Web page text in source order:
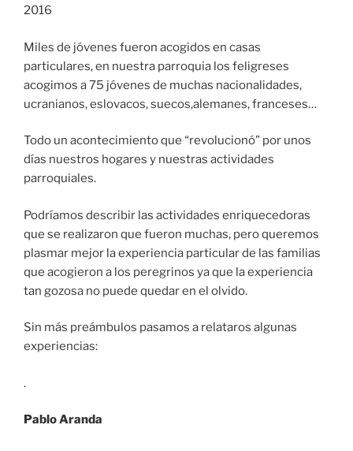
2016
Miles de jóvenes fueron acogidos en casas
particulares, en nuestra parroquia los feligreses
acogimos a 75 jóvenes de muchas nacionalidades,
ucranianos, eslovacos, suecos,alemanes, franceses…
Todo un acontecimiento que “revolucionó” por unos
días nuestros hogares y nuestras actividades
parroquiales.
Podríamos describir las actividades enriquecedoras
que se realizaron que fueron muchas, pero queremos
plasmar mejor la experiencia particular de las familias
que acogieron a los peregrinos ya que la experiencia
tan gozosa no puede quedar en el olvido.
Sin más preámbulos pasamos a relataros algunas
experiencias:
.
Pablo Aranda